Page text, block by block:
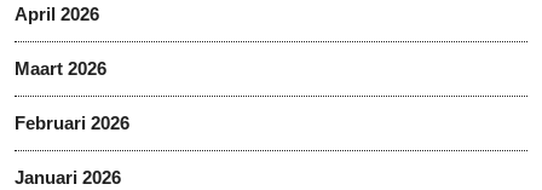
April 2026
Maart 2026
Februari 2026
Januari 2026